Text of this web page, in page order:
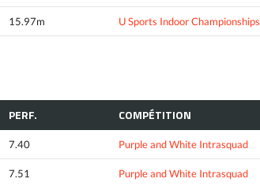
15.97m U Sports Indoor Championships
PERF. COMPÉTITION
7.40 Purple and White Intrasquad
7.51 Purple and White Intrasquad